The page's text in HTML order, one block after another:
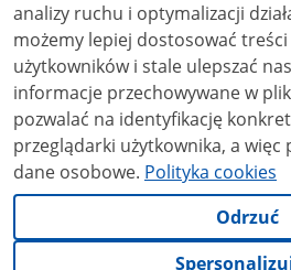
analizy ruchu i optymalizacji działania
możemy lepiej dostosować
użytkowników i stale ulepszać nasze
informacje przechowywane w
pozwalać na identyfikację
przeglądarki użytkownika, a
dane osobowe. Polityka cookies
Odrzuć